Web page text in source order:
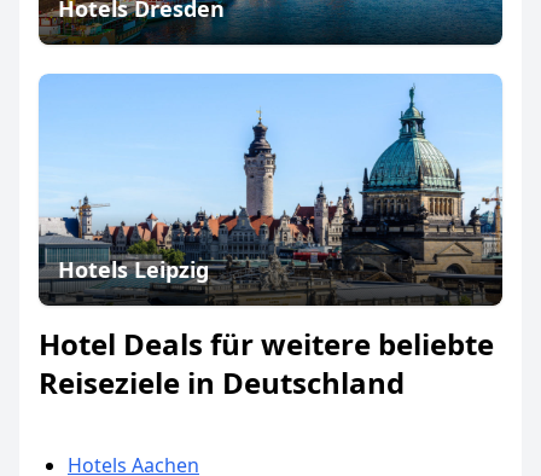
Hotels Dresden
Hotels Leipzig
Hotel Deals für weitere beliebte
Reiseziele in Deutschland
Hotels Aachen